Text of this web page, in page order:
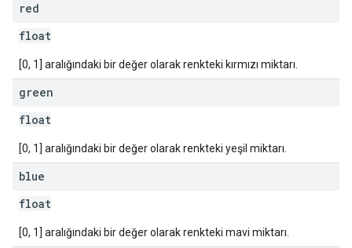
red
float
[0, 1] aralığındaki bir değer olarak renkteki kırmızı miktarı.
green
float
[0, 1] aralığındaki bir değer olarak renkteki yeşil miktarı.
blue
float
[0, 1] aralığındaki bir değer olarak renkteki mavi miktarı.